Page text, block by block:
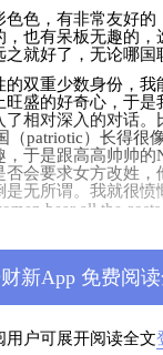
色色，有非常友好的
，也有呆板无趣的，
就好了，无论哪国
的双重少数身份，我
旺盛的好奇心，于是
了相对深入的对话。
（patriotic）长得很
，于是跟高高帅帅的
否会要求女方改姓，
是无所谓。我就很愤
bear all the costs
Eliza，到她办公室门
她是 gay还是straight
下说她是gay，我说
吗，她说她很喜欢自
到这里，过了很久才
用户可展开阅读全文
新App 免费阅